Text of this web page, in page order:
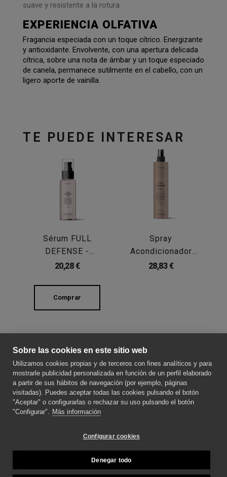
suave y resistente a la rotura.
EXPERIENCIA OLFATIVA
Fragancia especiada con un toque cítrico. Energizante
y antioxidante. Envolvente, con una apertura delicada
cítrica, sobre una nota de ámbar y un toque especiado
de canela, permanece sutilmente en el cabello, con un
ligero aporte de vainilla.
TE PUEDE INTERESAR
Sérum FULL
DEFENSE -
TEKNIA 100ML
20,28 €
Comprar
Spray
Acondicionador
FULL... -TEKNIA
28,83 €
SOBRE NOSOTROS
CONTACTE CON NOSOTROS
MÉTODOS DE PAGO
Sobre las cookies en este sitio web
Utilizamos cookies propias y de terceros con fines analíticos y para
mostrarle publicidad personalizada en función de un perfil elaborado
a partir de sus hábitos de navegación (por ejemplo, páginas
visitadas). Puedes aceptar todas las cookies pulsando el botón
"Aceptar" o configurarlas o rechazar su uso pulsando el botón
"Configurar". Más información
Configurar cookies
Denegar todo